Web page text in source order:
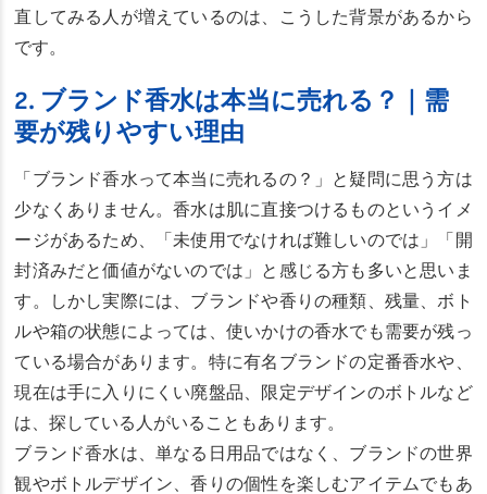
直してみる人が増えているのは、こうした背景があるから
です。
2. ブランド香水は本当に売れる？｜需
要が残りやすい理由
「ブランド香水って本当に売れるの？」と疑問に思う方は
少なくありません。香水は肌に直接つけるものというイメ
ージがあるため、「未使用でなければ難しいのでは」「開
封済みだと価値がないのでは」と感じる方も多いと思いま
す。しかし実際には、ブランドや香りの種類、残量、ボト
ルや箱の状態によっては、使いかけの香水でも需要が残っ
ている場合があります。特に有名ブランドの定番香水や、
現在は手に入りにくい廃盤品、限定デザインのボトルなど
は、探している人がいることもあります。
ブランド香水は、単なる日用品ではなく、ブランドの世界
観やボトルデザイン、香りの個性を楽しむアイテムでもあ